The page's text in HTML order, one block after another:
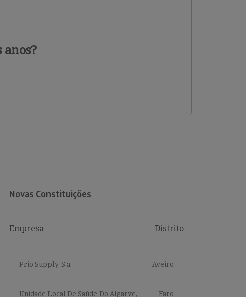
Novas Constituições
Empresa Distrito
Prio Supply, S.a. Aveiro
Unidade Local De Saúde Do Algarve, Faro